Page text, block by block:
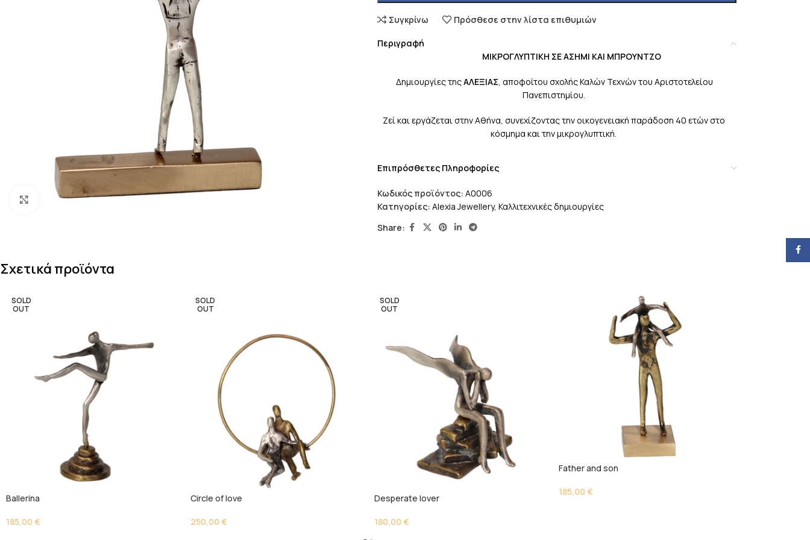
Κάντε κλικ για μεγέθυνση
Συγκρίνω Πρόσθεσε στην λίστα επιθυμιών
Περιγραφή
ΜΙΚΡΟΓΛΥΠΤΙΚΗ ΣΕ ΑΣΗΜΙ ΚΑΙ ΜΠΡΟΥΝΤΖΟ
Δημιουργίες τηςΑΛΕΞΙΑΣ, αποφοίτου σχολής Καλών Τεχνών του Αριστοτελείου
Πανεπιστημίου.
Ζεί και εργάζεται στην Αθήνα, συνεχίζοντας την οικογενειακή παράδοση 40 ετών στο
κόσμημα και την μικρογλυπτική.
Επιπρόσθετες Πληροφορίες
Κωδικός προϊόντος: Α0006
Κατηγορίες: Alexia Jewellery, Καλλιτεχνικές δημιουργίες
Share:
Σχετικά προϊόντα
SOLD
OUT
Ballerina
185,00 €
SOLD
OUT
Circle of love
250,00 €
SOLD
OUT
Desperate lover
180,00 €
Father and son
185,00 €